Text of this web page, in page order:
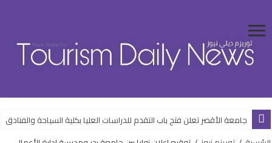
جامعة الأقصر تعلن فتح باب التقدم للدراسات العليا بكلية السياحة والفنادق